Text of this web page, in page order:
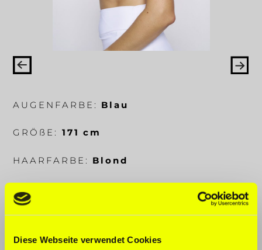
Diese Webseite verwendet Cookies
AUGENFARBE: Blau
GRÖ ß E: 171 cm
HAARFARBE: Blond
KONFEKTION:S
SCHUHGRÖ ßE:40